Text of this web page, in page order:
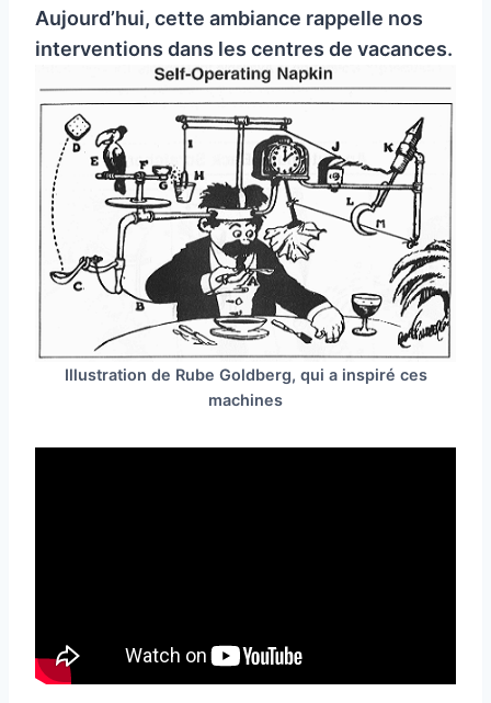
Aujourd’hui, cette ambiance rappelle nos
interventions dans les centres de vacances.
Illustration de Rube Goldberg, qui a inspiré ces
machines